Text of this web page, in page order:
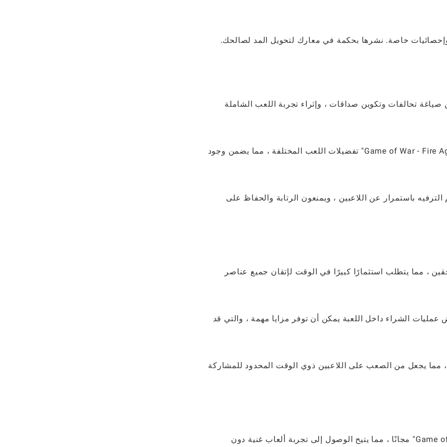
وإحصائيات خاصة. نشرها بحكمة في معارك لتحويل المد لصالحك.
صياغة تحالفات وتكوين صداقات ، وإثراء تجربة اللعب الشاملة
من إدارة الموارد إلى الحرب الاستراتيجية ، تلبي "Game of War - Fire Age" تفضيلات اللعب المختلفة ، مما يضمن وجود
باستمرار عن اللاعبين ، ويمنعون الرتابة والحفاظ على
، مما يتطلب استثمارًا كبيرًا في الوقت لإتقان جميع عناصر
الشراء داخل اللعبة يمكن أن توفر مزايا مهمة ، والتي قد
، مما يجعل من الصعب على اللاعبين ذوي الوقت المحدود للمشاركة
يمكن للاعبين تنزيل والاستمتاع بـ "Game of War - Fire Age" مجانًا ، مما يتيح الوصول إلى تجربة ألعاب غنية دون